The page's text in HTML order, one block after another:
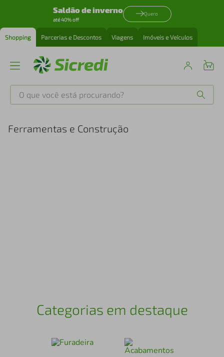
Saldão de inverno
até 40% off
Quero
Shopping Parcerias e Descontos Viagens Imóveis e Veículos
O que você está procurando?
Ferramentas e Construção
Categorias em destaque